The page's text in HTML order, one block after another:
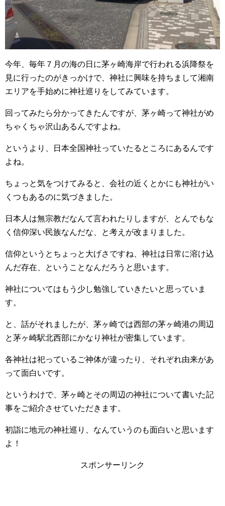
今年、毎年７月の海の日に茅ヶ崎海岸で行われる浜降祭を
見に行ったのがきっかけで、神社に興味を持ちまして湘南
エリアを手始めに神社巡りをしてみています。
回ってみたら分かってきたんですが、茅ヶ崎って神社がめ
ちゃくちゃ沢山あるんですよね。
というより、日本全国神社っていたるところにあるんです
よね。
ちょっと気をつけてみると、会社の近くとかにも神社がい
くつもあるのに気づきました。
日本人は無宗教だなんて言われたりしますが、とんでもな
く信仰深い民族なんだな、と考えが改まりました。
信仰というとちょっと大げさですね、神社は日常に溶け込
んだ存在、ということなんだろうと思います。
神社についてはもう少し勉強していきたいと思っていま
す。
と、話がそれましたが、茅ヶ崎では西部の茅ヶ崎港の周辺
と茅ヶ崎駅北西部にかなり神社が密集しています。
各神社は祀っているご神体が違ったり、それぞれ由来があ
って面白いです。
というわけで、茅ヶ崎とその周辺の神社について書いた記
事をご紹介させていただきます。
初詣に地元の神社巡り、なんていうのも面白いと思います
よ！
スポンサーリンク